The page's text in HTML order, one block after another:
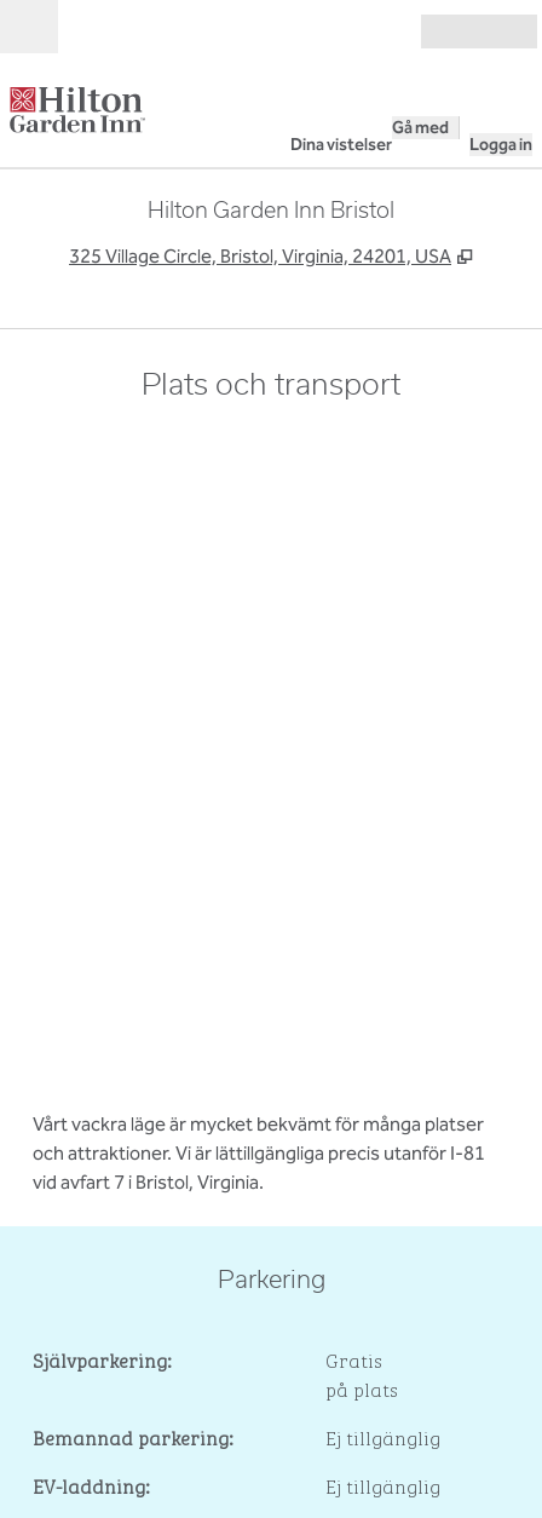
Dina vistelser
Gå med
Logga in
Hilton Garden Inn Bristol
325 Village Circle, Bristol, Virginia, 24201, USA ,
Plats och transport
Vårt vackra läge är mycket bekvämt för många platser
och attraktioner. Vi är lättillgängliga precis utanför I-81
vid avfart 7 i Bristol, Virginia.
Parkering
Självparkering:
Gratis
på plats
Bemannad parkering:
Ej tillgänglig
EV-laddning:
Ej tillgänglig